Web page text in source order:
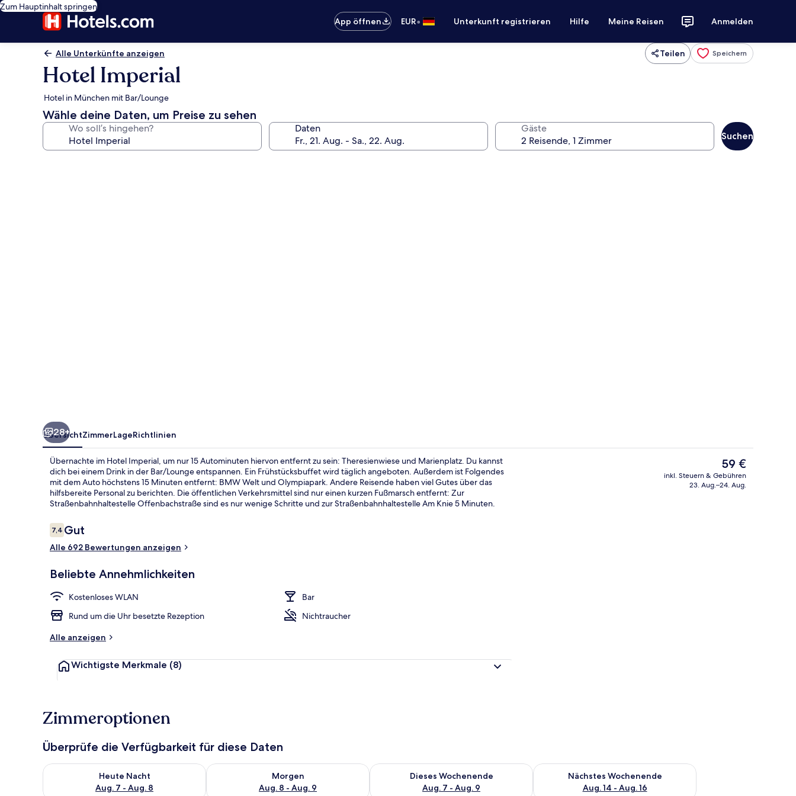
Zum Hauptinhalt springen
App öffnen
EUR• Unterkunft registrieren Hilfe Meine Reisen Anmelden
Alle Unterkünfte anzeigen Teilen Speichern
Hotel Imperial
Hotel in München mit Bar/Lounge
Wähle deine Daten, um Preise zu sehen
Wo soll’s hingehen? Daten Gäste
Suchen
Comfort-Doppelzimmer |
28+
ÜbersichtZimmerLageRichtlinien
Übernachte im Hotel Imperial, um nur 15 Autominuten hiervon entfernt zu sein: Theresienwiese und Marienplatz. Du kannst
dich bei einem Drink in der Bar/Lounge entspannen. Ein Frühstücksbuffet wird täglich angeboten. Außerdem ist Folgendes
mit dem Auto höchstens 15 Minuten entfernt: BMW Welt und Olympiapark. Andere Reisende haben viel Gutes über das
hilfsbereite Personal zu berichten. Die öffentlichen Verkehrsmittel sind nur einen kurzen Fußmarsch entfernt: Zur
Straßenbahnhaltestelle Offenbachstraße sind es nur wenige Schritte und zur Straßenbahnhaltestelle Am Knie 5 Minuten.
Bewertungen
7,47,4 von 10.
Gut
Alle 692 Bewertungen anzeigen
Beliebte Annehmlichkeiten
Kostenloses WLAN
Bar
Rund um die Uhr besetzte Rezeption
Nichtraucher
Alle anzeigen
Wichtigste Merkmale (8)
Der
aktuelle
Preis
59 €
inkl. Steuern & Gebühren
23. Aug.–24. Aug.
Zimmeroptionen
Überprüfe die Verfügbarkeit für diese Daten
Heute Nacht
Aug. 7 - Aug. 8
Überprüfe die Verfügbarkeit für heute Nacht, Aug. 7 - Aug. 8.
Morgen
Aug. 8 - Aug. 9
Überprüfe die Verfügbarkeit für morgen, Aug. 8 - Aug. 9.
Dieses Wochenende
Aug. 7 - Aug. 9
Überprüfe die Verfügbarkeit für dieses Wochenende, Aug. 7 - Aug. 9.
Nächstes Wochenende
Aug. 14 - Aug. 16
Überprüfe die Verfügbarkeit für nächstes Wochenende, Aug.